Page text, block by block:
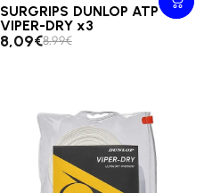
SURGRIPS DUNLOP ATP
VIPER-DRY x3
8,09€8,99€